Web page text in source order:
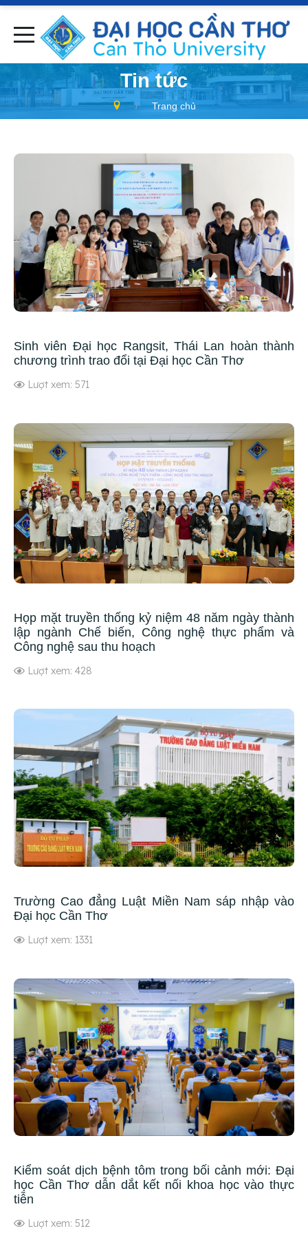
Tin tức
Trang chủ
Sinh viên Đại học Rangsit, Thái Lan hoàn thành
chương trình trao đổi tại Đại học Cần Thơ
Lượt xem: 571
Họp mặt truyền thống kỷ niệm 48 năm ngày thành
lập ngành Chế biến, Công nghệ thực phẩm và
Công nghệ sau thu hoạch
Lượt xem: 428
Trường Cao đẳng Luật Miền Nam sáp nhập vào
Đại học Cần Thơ
Lượt xem: 1331
Kiểm soát dịch bệnh tôm trong bối cảnh mới: Đại
học Cần Thơ dẫn dắt kết nối khoa học vào thực
tiễn
Lượt xem: 512